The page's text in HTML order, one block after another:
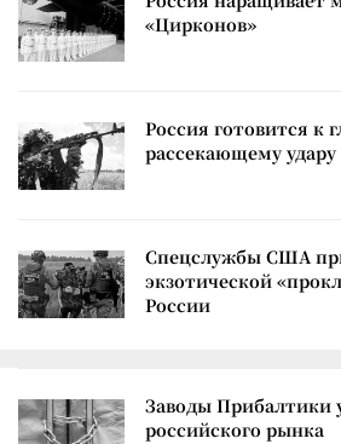
«Цирконов»
Россия готовится к
рассекающему
Спецслужбы США
экзотической
России
Заводы Прибалтики
российского рынка